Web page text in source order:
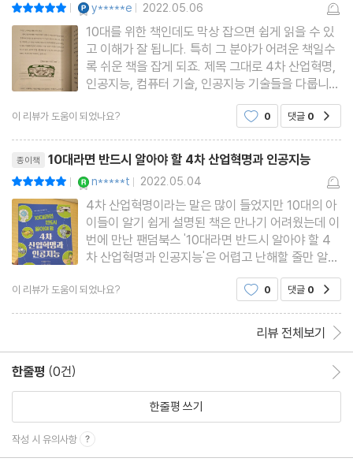
에필로그
미래를 위한 한 걸음, AI 빅데이터 관련 자격증 준비하기
| y*****e | 2022.05.06
10대를 위한 책인데도 막상 잡으면 쉽게 읽을 수 있
고 이해가 잘 됩니다. 특히 그 분야가 어려운 책일수
록 쉬운 책을 잡게 되죠. 제목 그대로 4차 산업혁명,
인공지능, 컴퓨터 기술, 인공지능 기술들을 다룹니
다. 모두 합쳐 44개의 글로 이루어져있습니다. 말로
는 정말 숱하게 들었는데 4차산업혁명에 대해 하나
다. 중간에 일론머스크
이 리뷰가 도움이 되었나요? 0 댓글 0
종이책 10대라면 반드시 알아야 할 4차 산업혁명과 인공지능
| n*****t | 2022.05.04
4차 산업혁명이라는 말은 많이 들었지만 10대의 아
이들이 알기 쉽게 설명된 책은 만나기 어려웠는데 이
번에 만난 팬덤북스 '10대라면 반드시 알아야 할 4
차 산업혁명과 인공지능'은 어렵고 난해할 줄만 알았
던 4차 산업혁명과 인공지능의 개념을 누구나 이해
할 수 있는 용어로 쉽게 설명되어진 책이었어요. 산
이 리뷰가 도움이 되었나요? 0 댓글 0
리뷰 전체보기
한줄평 (0건)
한줄평 쓰기
작성 시 유의사항